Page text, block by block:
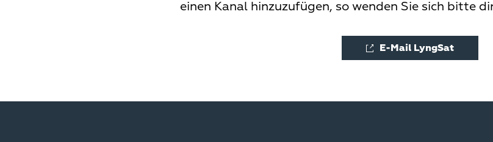
einen Kanal hinzuzufügen, so wenden Sie sich bitte
E-Mail LyngSat